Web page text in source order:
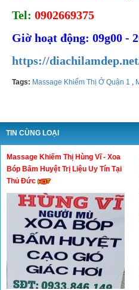
Tel: 0902669375
Giờ hoạt động: 09g00 -
https://
Tags: Massage Khiếm Thị Ở Quận 1 ,
TIN CÙNG LOẠI
Massage Khiếm Thị Hùng Vĩ - Xoa
Bóp Bấm Huyệt Trị Liệu Uy Tín Tại
Thủ Đức